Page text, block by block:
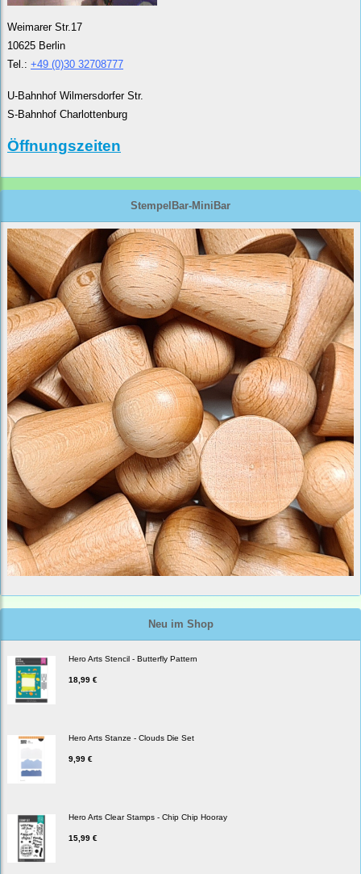
Weimarer Str.17
10625 Berlin
Tel.: +49 (0)30 32708777
U-Bahnhof Wilmersdorfer Str.
S-Bahnhof Charlottenburg
Öffnungszeiten
StempelBar-MiniBar
Neu im Shop
Hero Arts Stencil - Butterfly Pattern
18,99 €
Hero Arts Stanze - Clouds Die Set
9,99 €
Hero Arts Clear Stamps - Chip Chip Hooray
15,99 €